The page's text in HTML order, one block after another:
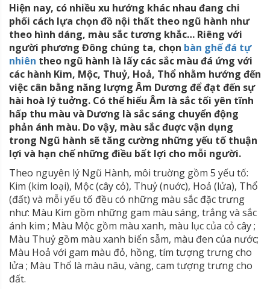
Hiện nay, có nhiều xu hướng khác nhau đang chi
phối cách lựa chọn đồ nội thất theo ngũ hành như
theo hình dáng, màu sắc tương khắc… Riêng với
người phương Đông chúng ta, chọn bàn ghế đá tự
nhiên theo ngũ hành là lấy các sắc màu đá ứng với
các hành Kim, Mộc, Thuỷ, Hoả, Thổ nhằm hướng đến
việc cân bằng năng lượng Âm Dương để đạt đến sự
hài hoà lý tuởng. Có thể hiểu Âm là sắc tối yên tĩnh
hấp thu màu và Dương là sắc sáng chuyển động
phản ánh màu. Do vậy, màu sắc đuợc vận dụng
trong Ngũ hành sẽ tăng cường những yếu tố thuận
lợi và hạn chế những điều bất lợi cho mỗi người.
Theo nguyên lý Ngũ Hành, môi truờng gồm 5 yếu tố:
Kim (kim loại), Mộc (cây cỏ), Thuỷ (nuớc), Hoả (lửa), Thổ
(đất) và mỗi yếu tố đều có những màu sắc đặc trưng
như: Màu Kim gồm những gam màu sáng, trắng và sắc
ánh kim ; Màu Mộc gồm màu xanh, màu lục của cỏ cây ;
Màu Thuỷ gồm màu xanh biển sẫm, màu đen của nước;
Màu Hoả với gam màu đỏ, hồng, tím tượng trưng cho
lửa ; Màu Thổ là màu nâu, vàng, cam tượng trưng cho
đất.